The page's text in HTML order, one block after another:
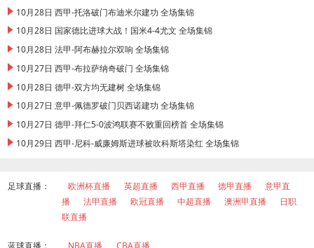
10月28日 西甲-托洛破门布迪米尔建功 全场集锦
10月28日 国家德比进球大战！国米4-4尤文 全场集锦
10月28日 法甲-阿布赫拉尔双响 全场集锦
10月27日 西甲-布拉萨纳奇破门 全场集锦
10月28日 德甲-双方均无建树 全场集锦
10月27日 意甲-佩德罗破门贝西诺建功 全场集锦
10月27日 德甲-拜仁5-0波鸿联赛不败重回榜首 全场集锦
10月29日 西甲-尼科-威廉姆斯进球被吹科斯塔染红 全场集锦
足球直播： 欧洲杯直播 英超直播 西甲直播 德甲直播
意甲直
播
法甲直播 欧冠直播 中超直播 澳洲甲直播
日职
联直播
蓝球直播： NBA直播 CBA直播